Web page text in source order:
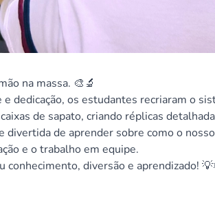
na massa. 🎨🔬
dedicação, os estudantes recriaram o
de sapato, criando réplicas
divertida de aprender sobre como o
e o trabalho em equipe.
conhecimento, diversão e aprendizado!